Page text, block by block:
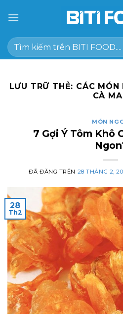
đến
dung
Tìm
kiếm:
LƯU TRỮ THẺ: CÁC MÓN
CÀ
MÓN
7 Gợi Ý Tôm Khô
ĐÃ ĐĂNG TRÊN 28 THÁNG 2,
28
Th2